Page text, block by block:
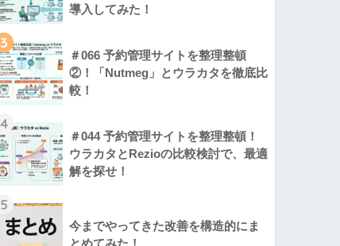
導入してみた！
3
＃066 予約管理サイトを整理整頓
②！「Nutmeg」とウラカタを徹底比
較！
4
＃044 予約管理サイトを整理整頓！
ウラカタとRezioの比較検討で、最適
解を探せ！
5
今までやってきた改善を構造的にま